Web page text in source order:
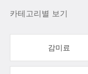
카테고리별 보기
감미료